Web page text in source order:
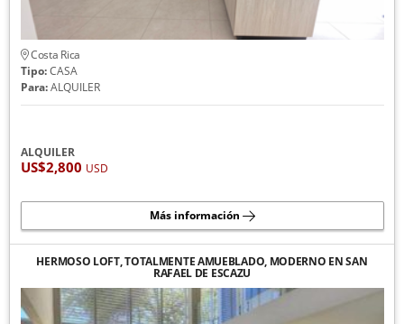
Costa Rica
Tipo:CASA
Para:ALQUILER
ALQUILER
US$2,800 USD
Más información
HERMOSO LOFT, TOTALMENTE AMUEBLADO, MODERNO EN SAN
RAFAEL DE ESCAZU